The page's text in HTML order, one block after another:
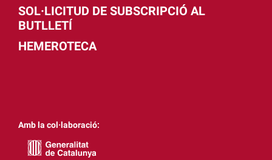
SOL·LICITUD DE SUBSCRIPCIÓ AL
BUTLLETÍ
HEMEROTECA
Amb la col·laboració: